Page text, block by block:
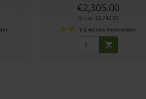
€2,305.00
Gross: €2,742.95
1-2 weeks from order